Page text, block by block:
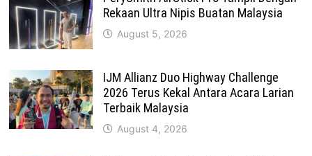
Rekaan Ultra Nipis Buatan Malaysia
August 5, 2026
IJM Allianz Duo Highway Challenge
2026 Terus Kekal Antara Acara Larian
Terbaik Malaysia
August 4, 2026